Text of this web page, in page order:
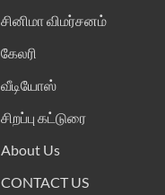
சினிமா விமர்சனம்
கேலரி
வீடியோஸ்
சிறப்பு கட்டுரை
About Us
CONTACT US